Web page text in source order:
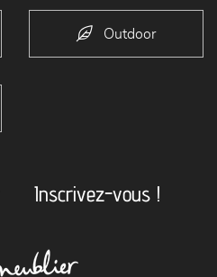
Outdoor
Inscrivez-vous !